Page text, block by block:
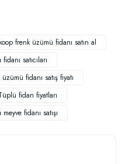
frenk üzümü fidanı satın al
satıcıları
fidanı satış fiyatı
fidan fiyatları
fidanı satışı